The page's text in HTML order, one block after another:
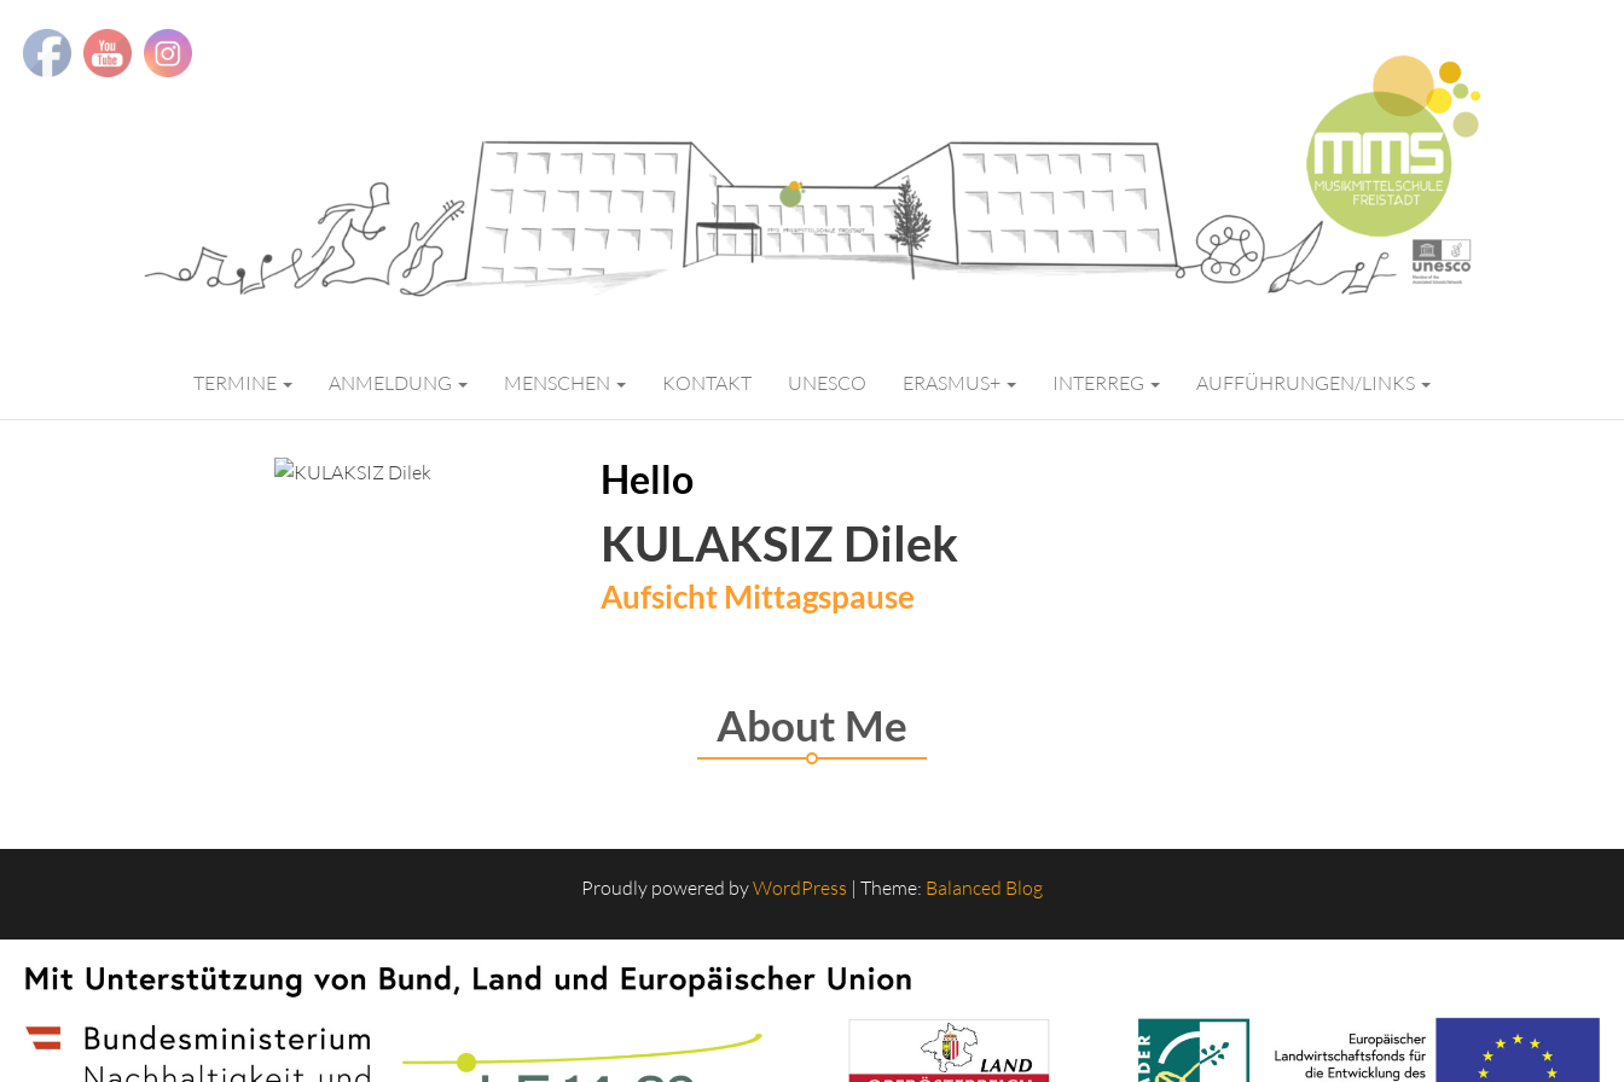
TERMINE ANMELDUNG MENSCHEN KONTAKT UNESCO ERASMUS+ INTERREG AUFFÜHRUNGEN/LINKS
Hello
KULAKSIZ Dilek
Aufsicht Mittagspause
About Me
Proudly powered byWordPress | Theme: Balanced Blog